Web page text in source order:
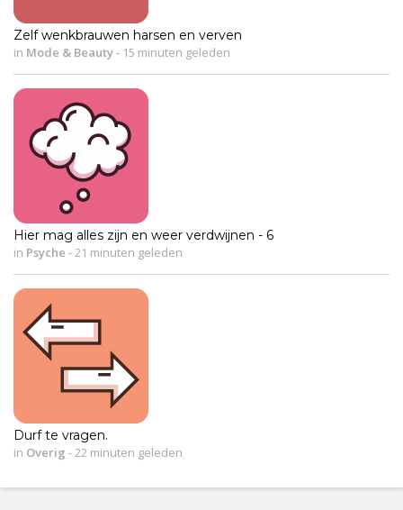
Zelf wenkbrauwen harsen en verven
in Mode & Beauty- 15 minuten geleden
Hier mag alles zijn en weer verdwijnen - 6
in Psyche -21 minuten geleden
Durf te vragen.
in Overig -22 minuten geleden